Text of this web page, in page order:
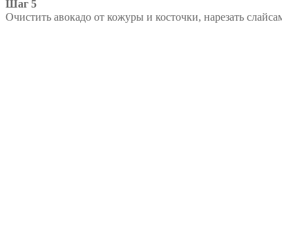
Шаг 5
Очистить авокадо от кожуры и косточки, нарезать